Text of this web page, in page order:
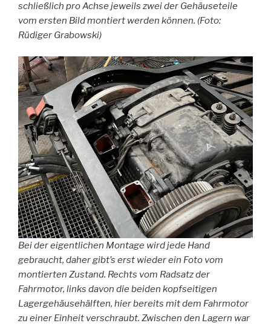
schließlich pro Achse jeweils zwei der Gehäuseteile
vom ersten Bild montiert werden können. (Foto:
Rüdiger Grabowski)
Bei der eigentlichen Montage wird jede Hand
gebraucht, daher gibt’s erst wieder ein Foto vom
montierten Zustand. Rechts vom Radsatz der
Fahrmotor, links davon die beiden kopfseitigen
Lagergehäusehälften, hier bereits mit dem Fahrmotor
zu einer Einheit verschraubt. Zwischen den Lagern war